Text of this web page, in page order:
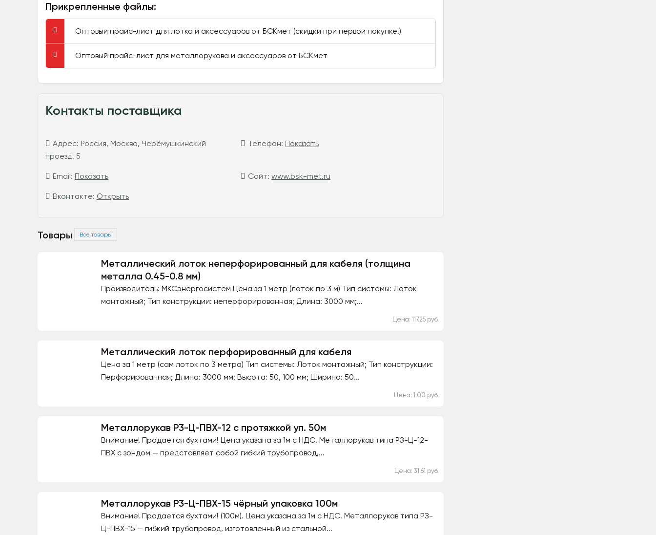
Прикрепленные файлы:
Оптовый прайс-лист для лотка и аксессуаров от БСКмет (скидки при первой покупке!)
Оптовый прайс-лист для металлорукава и аксессуаров от БСКмет
Контакты поставщика
Адрес: Россия, Москва, Черёмушкинский
проезд, 5
Телефон: Показать
Email: Показать Сайт:www.bsk-met.ru
Вконтакте: Открыть
Товары Все товары
Металлический лоток неперфорированный для кабеля (толщина
металла 0.45-0.8 мм)
Производитель: МКСэнергосистем Цена за 1 метр (лоток по 3 м) Тип системы: Лоток
монтажный; Тип конструкции: неперфорированная; Длина: 3000 мм;...
Цена: 117.25 руб.
Металлический лоток перфорированный для кабеля
Цена за 1 метр (сам лоток по 3 метра) Тип системы: Лоток монтажный; Тип конструкции:
Перфорированная; Длина: 3000 мм; Высота: 50, 100 мм; Ширина: 50...
Цена: 1.00 руб.
Металлорукав Р3-Ц-ПВХ-12 с протяжкой уп. 50м
Внимание! Продается бухтами! Цена указана за 1м с НДС. Металлорукав типа РЗ-Ц-12-
ПВХ с зондом — представляет собой гибкий трубопровод,...
Цена: 31.61 руб.
Металлорукав Р3-Ц-ПВХ-15 чёрный упаковка 100м
Внимание! Продается бухтами! (100м). Цена указана за 1м с НДС. Металлорукав типа РЗ-
Ц-ПВХ-15 — гибкий трубопровод, изготовленный из стальной...